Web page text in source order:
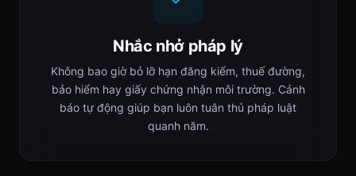
Nhắc nhở pháp lý
Không bao giờ bỏ lỡ hạn đăng kiểm, thuế đường,
bảo hiểm hay giấy chứng nhận môi trường. Cảnh
báo tự động giúp bạn luôn tuân thủ pháp luật
quanh năm.